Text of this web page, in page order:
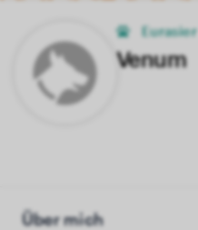
Eurasier
Venum
Über mich